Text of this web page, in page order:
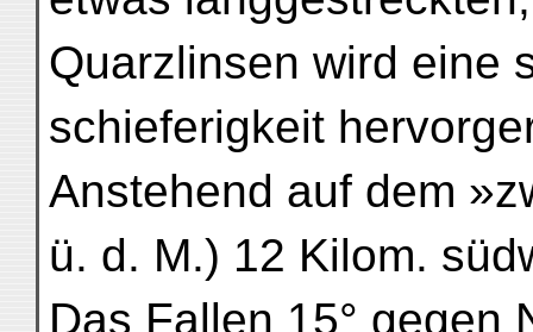
Quarzlinsen wird eine
schieferigkeit
Anstehend auf dem
ü. d. M.) 12 Kilom.
Das Fallen 15° gegen